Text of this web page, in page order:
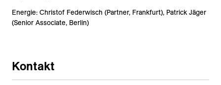
Energie: Christof Federwisch (Partner, Frankfurt), Patrick Jäger
(Senior Associate, Berlin)
Kontakt